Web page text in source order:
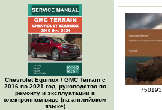
Chevrolet Equinox / GMC Terrain c
2016 по 2021 год, руководство по
ремонту и эксплуатации в
электронном виде (на английском
языке)
750193